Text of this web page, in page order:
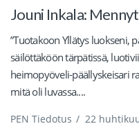
Jouni Inkala:
”Tuotakoon Yllätys luokseni,
säilöttäköön tärpätissä,
heimopyöveli-päällyskeisari
mitä oli luvassa....
PEN Tiedotus / 22